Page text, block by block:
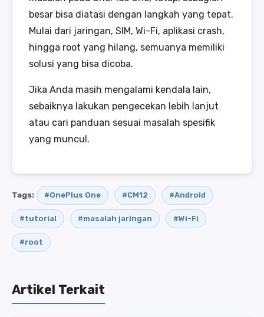
besar bisa diatasi dengan langkah yang tepat.
Mulai dari jaringan, SIM, Wi-Fi, aplikasi crash,
hingga root yang hilang, semuanya memiliki
solusi yang bisa dicoba.
Jika Anda masih mengalami kendala lain,
sebaiknya lakukan pengecekan lebih lanjut
atau cari panduan sesuai masalah spesifik
yang muncul.
Tags: #OnePlus One #CM12 #Android
#tutorial #masalah jaringan #Wi-Fi
#root
Artikel Terkait